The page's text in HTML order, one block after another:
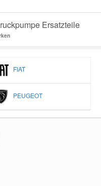
Ersatzteile
FIAT
PEUGEOT